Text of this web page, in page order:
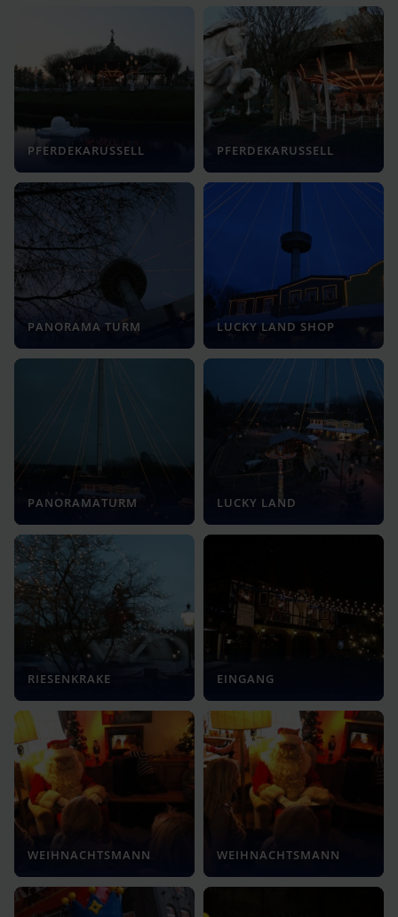
PFERDEKARUSSELL PFERDEKARUSSELL
PANORAMA TURM LUCKY LAND SHOP
PANORAMATURM LUCKY LAND
RIESENKRAKE EINGANG
WEIHNACHTSMANN WEIHNACHTSMANN